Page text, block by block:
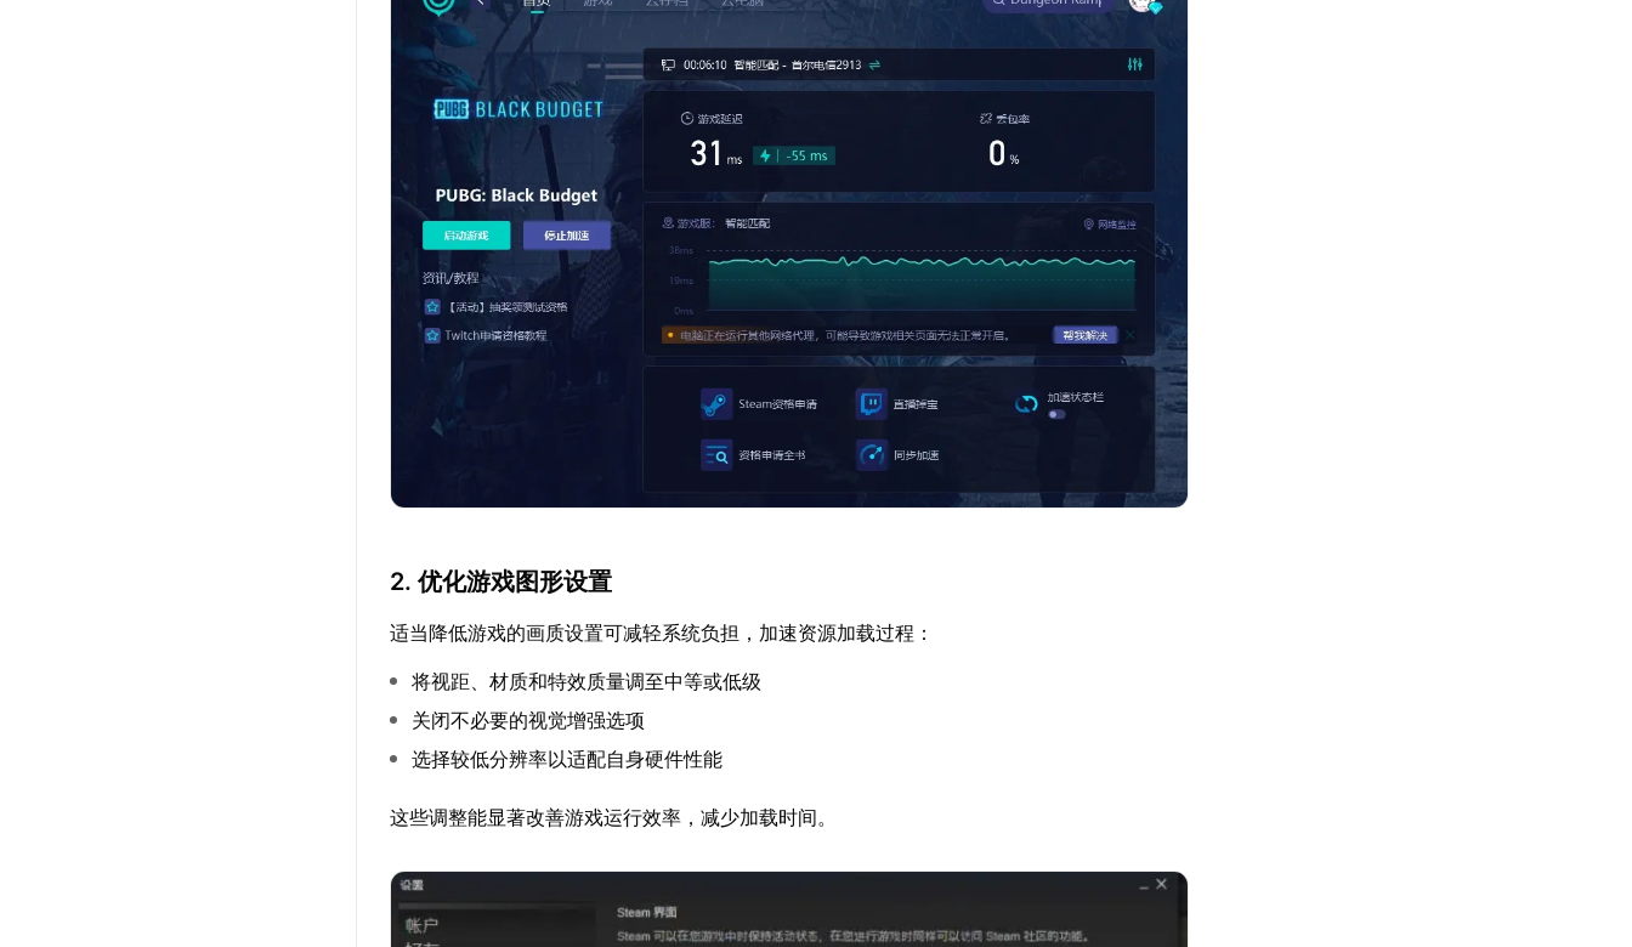
2. 优化游戏图形设置
适当降低游戏的画质设置可减轻系统负担，加速资源加载过程：
将视距、材质和特效质量调至中等或低级
关闭不必要的视觉增强选项
选择较低分辨率以适配自身硬件性能
这些调整能显著改善游戏运行效率，减少加载时间。